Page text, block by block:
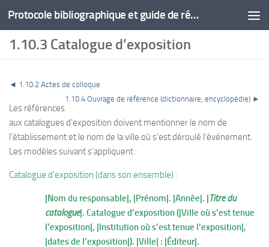
Protocole bibliographique et guide de rédaction
1.10.3 Catalogue d’exposition
◄ 1.10.2 Actes de colloque
1.10.4 Ouvrage de référence (dictionnaire, encyclopédie) ►
Les références
aux catalogues d’exposition doivent mentionner le nom de
l’établissement et le nom de la ville où s’est déroulé l’événement.
Les modèles suivant s’appliquent :
Catalogue d’exposition (dans son ensemble) :
|Nom du responsable|, |Prénom|. |Année|. |Titre du
catalogue|. Catalogue d’exposition (|Ville où s’est tenue
l’exposition|, |Institution où s’est tenue l’exposition|,
|dates de l’exposition|). |Ville| : |Éditeur|.